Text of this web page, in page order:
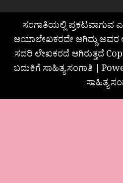
ಸಂಗಾತಿಯಲ್ಲಿ ಪ್ರಕಟವಾಗುವ
ಆಯಾಲೇಖಕರದೇ ಆಗಿದ್ದು
ಸದರಿ ಲೇಖಕರದೆ ಆಗಿರುತ್ತದೆ
ಬದುಕಿಗೆ ಸಾಹಿತ್ಯ ಸಂಗಾತಿ |
ಸಾಹಿತ್ಯ